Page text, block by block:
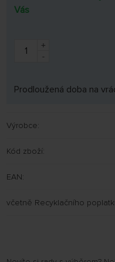
Vás
+
-
Prodloužená doba na
Výrobce:
Kód zboží:
EAN:
včetně Recyklačního